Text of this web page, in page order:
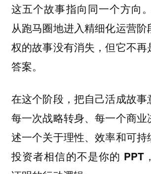
这五个故事指向同一个方向
从跑马圈地进入精细化运营
权的故事没有消失，但它不再
答案。
在这个阶段，把自己活成故事
每一次战略转身、每一个商
述一个关于理性、效率和可持
投资者相信的不是你的 PPT